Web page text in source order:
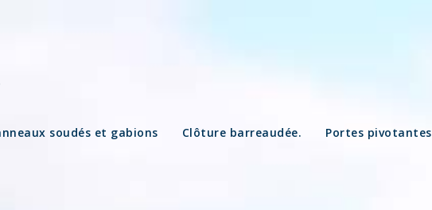
soudés et gabions Clôture barreaudée. Portes pivotantes